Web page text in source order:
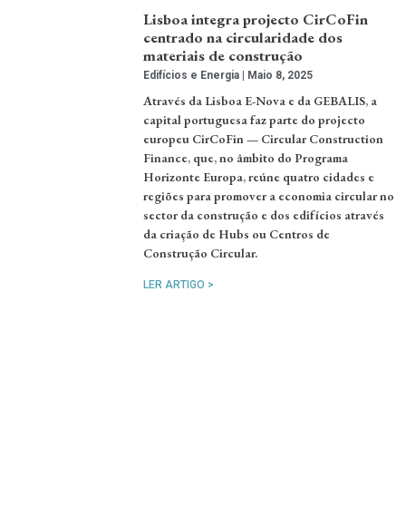
Lisboa integra projecto CirCoFin
centrado na circularidade dos
materiais de construção
Edifícios e Energia Maio 8, 2025
Através da Lisboa E-Nova e da GEBALIS, a
capital portuguesa faz parte do projecto
europeu CirCoFin — Circular Construction
Finance, que, no âmbito do Programa
Horizonte Europa, reúne quatro cidades e
regiões para promover a economia circular no
sector da construção e dos edifícios através
da criação de Hubs ou Centros de
Construção Circular.
LER ARTIGO >